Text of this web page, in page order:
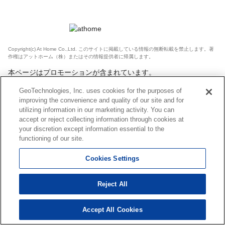
Copyright(c) At Home Co.,Ltd. このサイトに掲載している情報の無断転載を禁止します。著
作権はアットホーム（株）またはその情報提供者に帰属します。
本ページはプロモーションが含まれています。
GeoTechnologies, Inc. uses cookies for the purposes of
improving the convenience and quality of our site and for
utilizing information in our marketing activity. You can
accept or reject collecting information through cookies at
your discretion except information essential to the
functioning of our site.
Cookies Settings
Reject All
Accept All Cookies